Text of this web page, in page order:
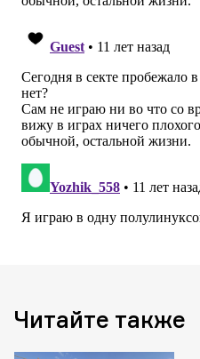
Читайте также